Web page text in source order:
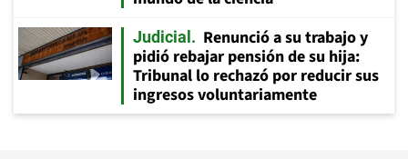
Judicial
Renunció a su trabajo y
pidió rebajar pensión de su hija:
Tribunal lo rechazó por reducir sus
ingresos voluntariamente